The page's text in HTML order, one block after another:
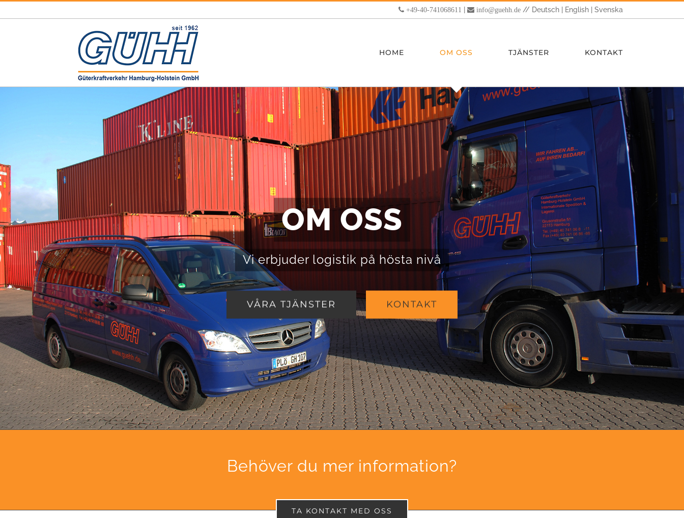
+49-40-741068611 | info@guehh.de // Deutsch English |Svenska
HOME OM OSS TJÄNSTER KONTAKT
OM OSS
Vi erbjuder logistik på hösta nivå
VÅRA TJÄNSTER KONTAKT
Behöver du mer information?
TA KONTAKT MED OSS